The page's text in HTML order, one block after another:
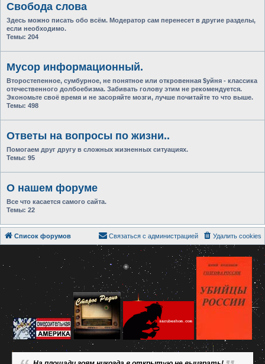
Свобода слова
Здесь можно писать обо всём. Модератор сам перенесет в другие разделы,
если необходимо.
Темы: 204
Мусор информационный.
Второстепенное, сумбурное, не понятное или откровенная $уйня - классика
отечественного долбоебизма. Забивать голову этим не рекомендуется.
Экономьте своё время и не засоряйте мозги, лучше почитайте то что выше.
Темы: 498
Ответы на вопросы по жизни..
Помогаем друг другу в сложных жизненных ситуациях.
Темы: 95
О нашем форуме
Все что касается самого сайта.
Темы: 22
Список форумов Удалить cookies
Связаться с администрацией